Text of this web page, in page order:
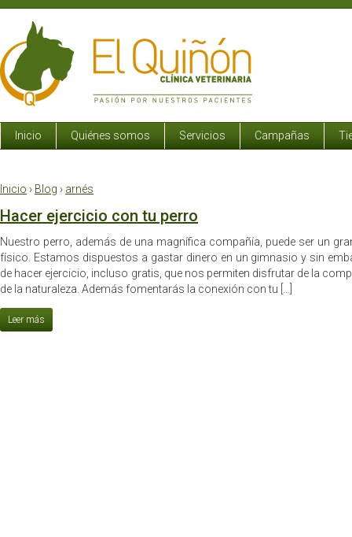
Inicio Quiénes somos Servicios Campañas
Inicio › Blog › arnés
Hacer ejercicio con tu perro
Nuestro perro, además de una magnífica compañía, puede ser un
físico. Estamos dispuestos a gastar dinero en un gimnasio y sin
de hacer ejercicio, incluso gratis, que nos permiten disfrutar de la
de la naturaleza. Además fomentarás la conexión con tu […]